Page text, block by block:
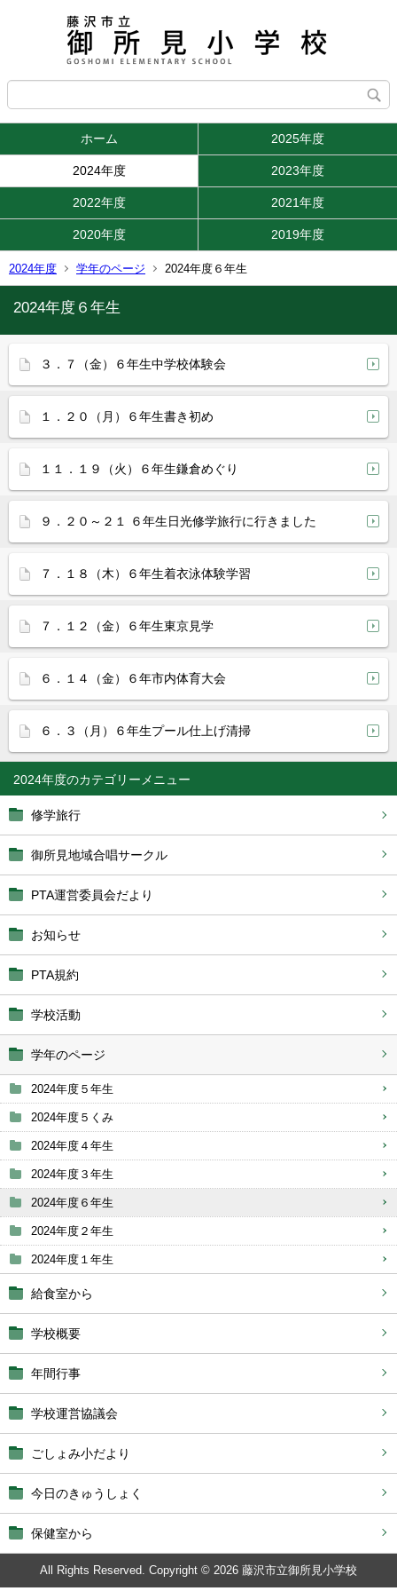
ホーム 2025年度
2024年度 2023年度
2022年度 2021年度
2020年度 2019年度
2024年度 学年のページ 2024年度６年生
2024年度
修学旅行
御所見地域合唱サークル
PTA運営委員会だより
お知らせ
PTA規約
学校活動
学年のページ
2024年度５年生
2024年度５くみ
2024年度４年生
2024年度３年生
2024年度６年生
2024年度２年生
2024年度１年生
給食室から
学校概要
年間行事
学校運営協議会
ごしょみ小だより
今日のきゅうしょく
保健室から
2024年度６年生
３．７（金）６年生中学校体験会
１．２０（月）６年生書き初め
１１．１９（火）６年生鎌倉めぐり
９．２０～２１ ６年生日光修学旅行に行きました
７．１８（木）６年生着衣泳体験学習
７．１２（金）６年生東京見学
６．１４（金）６年市内体育大会
６．３（月）６年生プール仕上げ清掃
All Rights Reserved. Copyright © 2026 藤沢市立御所見小学校